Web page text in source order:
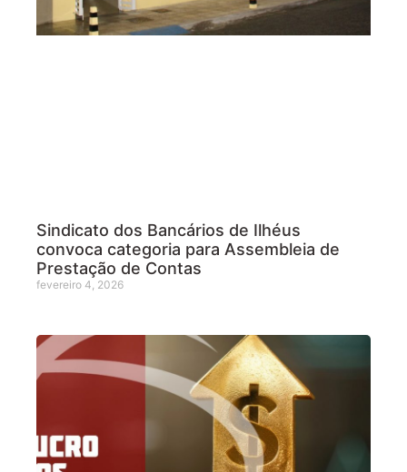
Sindicato dos Bancários de Ilhéus
convoca categoria para Assembleia de
Prestação de Contas
fevereiro 4, 2026